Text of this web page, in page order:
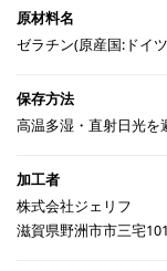
ゼラチン(原産国:ドイ
高温多湿・直射日光を
株式会社ジェリフ
滋賀県野洲市市三宅